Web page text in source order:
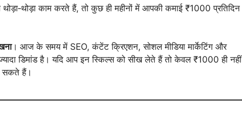
काम करते हैं, तो कुछ ही महीनों में आपकी कमाई ₹1000 प्रतिदिन
। आज के समय में SEO, कंटेंट क्रिएशन, सोशल मीडिया मार्केटिंग और
डिमांड है। यदि आप इन स्किल्स को सीख लेते हैं तो केवल ₹1000 ही नहीं
सकते हैं।